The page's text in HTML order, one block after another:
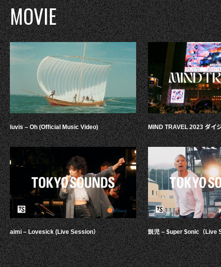
MOVIE
luvis – Oh (Official Music Video)
aimi – Lovesick (Live Session）
MIND TRAVEL 2023 ダイ
鋭児 – $uper $onic（Live